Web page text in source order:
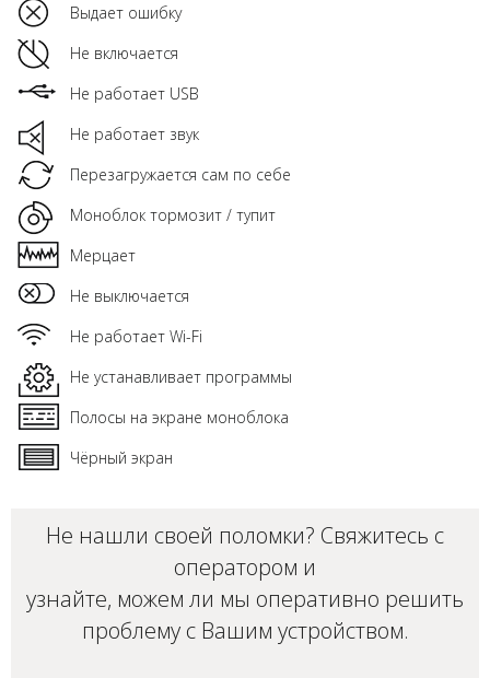
Выдает ошибку
Не включается
Не работает USB
Не работает звук
Перезагружается сам по себе
Моноблок тормозит / тупит
Мерцает
Не выключается
Не работает Wi-Fi
Не устанавливает программы
Полосы на экране моноблока
Чёрный экран
Не нашли своей поломки? Свяжитесь с
оператором и
узнайте, можем ли мы оперативно решить
проблему с Вашим устройством.